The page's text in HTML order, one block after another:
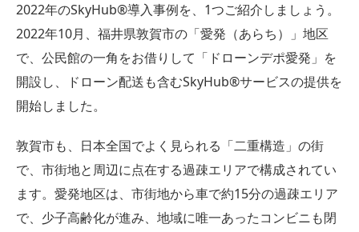
2022年のSkyHub®︎導入事例を、1つご紹介しましょう。
2022年10月、福井県敦賀市の「愛発（あらち）」地区
で、公民館の一角をお借りして「ドローンデポ愛発」を
開設し、ドローン配送も含むSkyHub®︎サービスの提供を
開始しました。
敦賀市も、日本全国でよく見られる「二重構造」の街
で、市街地と周辺に点在する過疎エリアで構成されてい
ます。愛発地区は、市街地から車で約15分の過疎エリア
で、少子高齢化が進み、地域に唯一あったコンビニも閉